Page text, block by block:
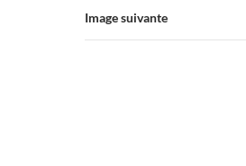
Image suivante